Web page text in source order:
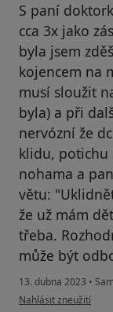
S paní
cca 3x jako
byla jsem
kojencem na
musí sloužit
byla) a při
nervózní že
klidu, potichu
nohama a
větu:
že už mám
třeba.
může být
13. dubna 2023 •
podle názoru
Nahlásit zneužití